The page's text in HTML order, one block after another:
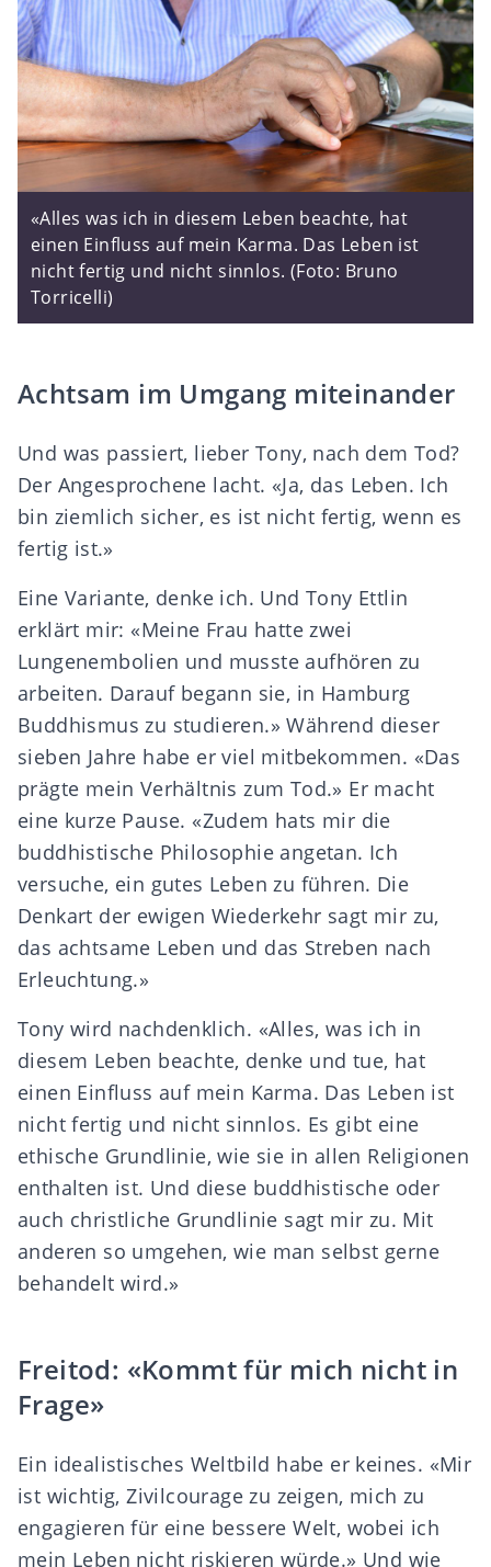
«Alles was ich in diesem Leben beachte, hat
einen Einfluss auf mein Karma. Das Leben ist
nicht fertig und nicht sinnlos. (Foto: Bruno
Torricelli)
Achtsam im Umgang miteinander
Und was passiert, lieber Tony, nach dem Tod?
Der Angesprochene lacht. «Ja, das Leben. Ich
bin ziemlich sicher, es ist nicht fertig, wenn es
fertig ist.»
Eine Variante, denke ich. Und Tony Ettlin
erklärt mir: «Meine Frau hatte zwei
Lungenembolien und musste aufhören zu
arbeiten. Darauf begann sie, in Hamburg
Buddhismus zu studieren.» Während dieser
sieben Jahre habe er viel mitbekommen. «Das
prägte mein Verhältnis zum Tod.» Er macht
eine kurze Pause. «Zudem hats mir die
buddhistische Philosophie angetan. Ich
versuche, ein gutes Leben zu führen. Die
Denkart der ewigen Wiederkehr sagt mir zu,
das achtsame Leben und das Streben nach
Erleuchtung.»
Tony wird nachdenklich. «Alles, was ich in
diesem Leben beachte, denke und tue, hat
einen Einfluss auf mein Karma. Das Leben ist
nicht fertig und nicht sinnlos. Es gibt eine
ethische Grundlinie, wie sie in allen Religionen
enthalten ist. Und diese buddhistische oder
auch christliche Grundlinie sagt mir zu. Mit
anderen so umgehen, wie man selbst gerne
behandelt wird.»
Freitod: «Kommt für mich nicht in
Frage»
Ein idealistisches Weltbild habe er keines. «Mir
ist wichtig, Zivilcourage zu zeigen, mich zu
engagieren für eine bessere Welt, wobei ich
mein Leben nicht riskieren würde.» Und wie